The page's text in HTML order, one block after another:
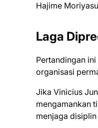
Hajime
Laga
Pertandingan
organisasi
Jika Vinicius
mengamankan
menjaga